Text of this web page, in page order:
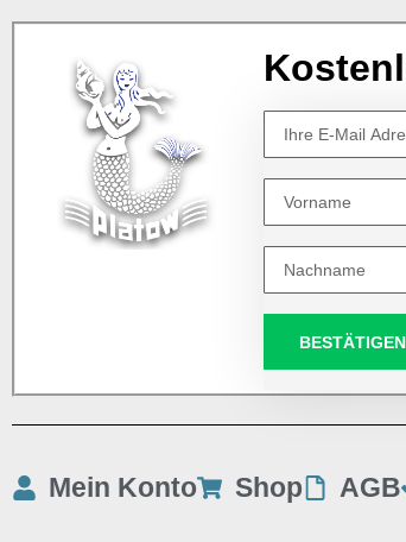
BESTÄTIGEN
Mein Konto Shop AGB